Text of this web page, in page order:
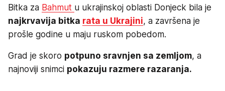
Bitka za Bahmut u ukrajinskoj oblasti Donjeck bila je
najkrvavija bitka rata u Ukrajini, a završena je
prošle godine u maju ruskom pobedom.
Grad je skoro potpuno sravnjen sa zemljom, a
najnoviji snimci pokazuju razmere razaranja.